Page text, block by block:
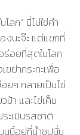
ลก” นี่ไม่ใช่คำ
งนะจ๊ะ แต่แขกที่
ร่อยที่สุดในโลก
ย่ากระทะเพื่อ
ยๆ กลายเป็นไข่
า และไข่เค็ม
ะเมินรสชาติ
นูนี้อยู่ที่น้ำซุปนั่น